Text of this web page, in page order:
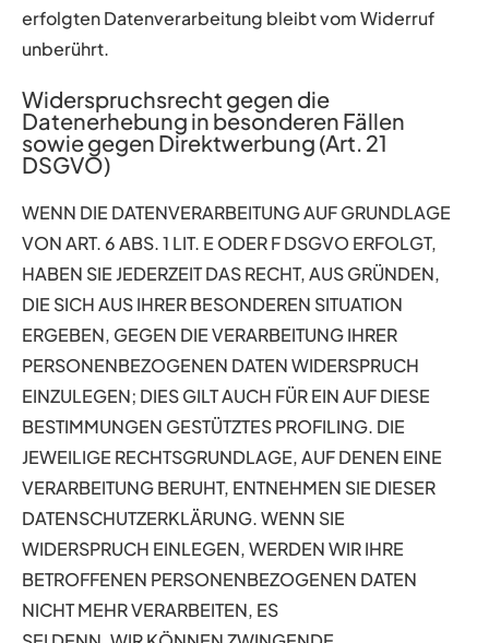
erfolgten Datenverarbeitung bleibt vom Widerruf
unberührt.
Widerspruchsrecht gegen die
Datenerhebung in besonderen Fällen
sowie gegen Direktwerbung (Art. 21
DSGVO)
WENN DIE DATENVERARBEITUNG AUF GRUNDLAGE
VON ART. 6 ABS. 1 LIT. E ODER F DSGVO ERFOLGT,
HABEN SIE JEDERZEIT DAS RECHT, AUS GRÜNDEN,
DIE SICH AUS IHRER BESONDEREN SITUATION
ERGEBEN, GEGEN DIE VERARBEITUNG IHRER
PERSONENBEZOGENEN DATEN WIDERSPRUCH
EINZULEGEN; DIES GILT AUCH FÜR EIN AUF DIESE
BESTIMMUNGEN GESTÜTZTES PROFILING. DIE
JEWEILIGE RECHTSGRUNDLAGE, AUF DENEN EINE
VERARBEITUNG BERUHT, ENTNEHMEN SIE DIESER
DATENSCHUTZERKLÄRUNG. WENN SIE
WIDERSPRUCH EINLEGEN, WERDEN WIR IHRE
BETROFFENEN PERSONENBEZOGENEN DATEN
NICHT MEHR VERARBEITEN, ES